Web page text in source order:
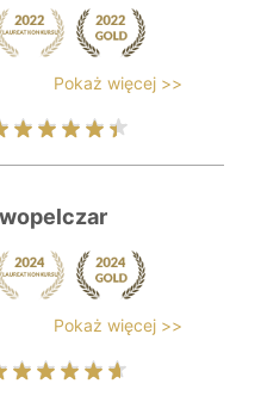
Pokaż więcej >>
Pokaż więcej >>